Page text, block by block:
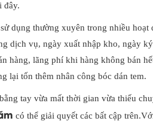
đây.
dụng thường xuyên trong nhiều
dịch vụ, ngày xuất nhập kho, ngày
hàng, lãng phí khi hàng không bán
lại tốn thêm nhân công bóc dán tem.
tay vừa mất thời gian vừa thiếu
có thể giải quyết các bất cập